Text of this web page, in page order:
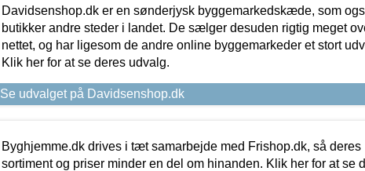
Davidsenshop.dk er en sønderjysk byggemarkedskæde, som
butikker andre steder i landet. De sælger desuden rigtig meget
nettet, og har ligesom de andre online byggemarkeder et stort
Klik her for at se deres udvalg.
Se udvalget på Davidsenshop.dk
Byghjemme.dk drives i tæt samarbejde med Frishop.dk, så deres
sortiment og priser minder en del om hinanden. Klik her for at se